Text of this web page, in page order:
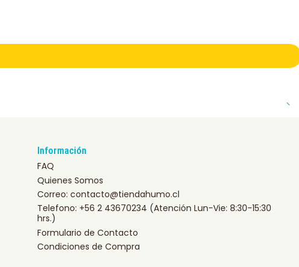
Información
FAQ
Quienes Somos
Correo: contacto@tiendahumo.cl
Telefono: +56 2 43670234 (Atención Lun-Vie: 8:30-15:30
hrs.)
Formulario de Contacto
Condiciones de Compra